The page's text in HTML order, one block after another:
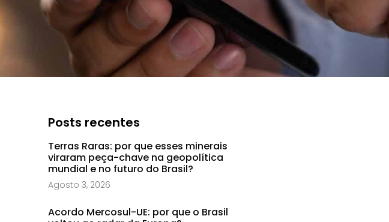
Posts recentes
Terras Raras: por que esses minerais
viraram peça-chave na geopolítica
mundial e no futuro do Brasil?
Agosto 3, 2026
Acordo Mercosul-UE: por que o Brasil